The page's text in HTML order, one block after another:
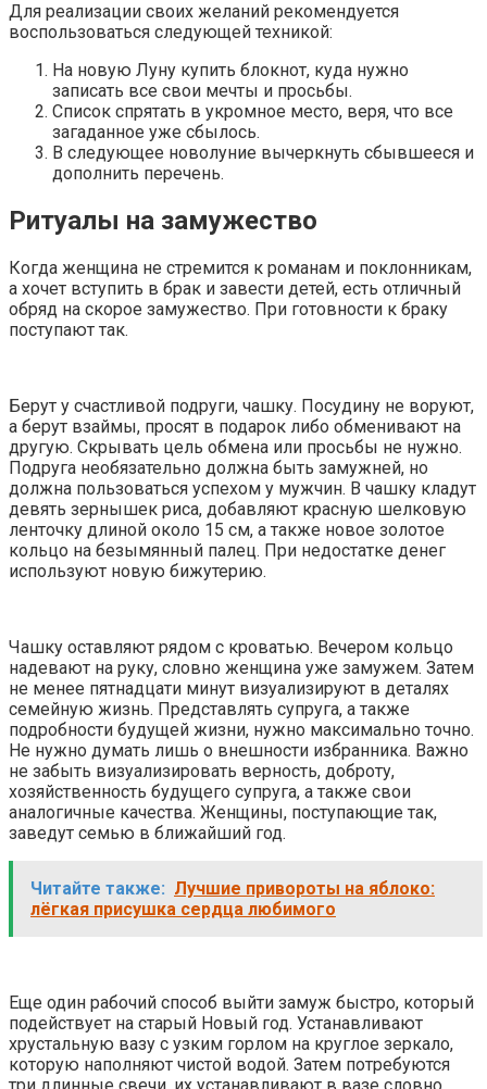
Для реализации своих желаний рекомендуется
воспользоваться следующей техникой:
На новую Луну купить блокнот, куда нужно
записать все свои мечты и просьбы.
Список спрятать в укромное место, веря, что все
загаданное уже сбылось.
В следующее новолуние вычеркнуть сбывшееся и
дополнить перечень.
Ритуалы на замужество
Когда женщина не стремится к романам и поклонникам,
а хочет вступить в брак и завести детей, есть отличный
обряд на скорое замужество. При готовности к браку
поступают так.
Берут у счастливой подруги, чашку. Посудину не воруют,
а берут взаймы, просят в подарок либо обменивают на
другую. Скрывать цель обмена или просьбы не нужно.
Подруга необязательно должна быть замужней, но
должна пользоваться успехом у мужчин. В чашку кладут
девять зернышек риса, добавляют красную шелковую
ленточку длиной около 15 см, а также новое золотое
кольцо на безымянный палец. При недостатке денег
используют новую бижутерию.
Чашку оставляют рядом с кроватью. Вечером кольцо
надевают на руку, словно женщина уже замужем. Затем
не менее пятнадцати минут визуализируют в деталях
семейную жизнь. Представлять супруга, а также
подробности будущей жизни, нужно максимально точно.
Не нужно думать лишь о внешности избранника. Важно
не забыть визуализировать верность, доброту,
хозяйственность будущего супруга, а также свои
аналогичные качества. Женщины, поступающие так,
заведут семью в ближайший год.
Читайте также: Лучшие привороты на яблоко:
лёгкая присушка сердца любимого
Еще один рабочий способ выйти замуж быстро, который
подействует на старый Новый год. Устанавливают
хрустальную вазу с узким горлом на круглое зеркало,
которую наполняют чистой водой. Затем потребуются